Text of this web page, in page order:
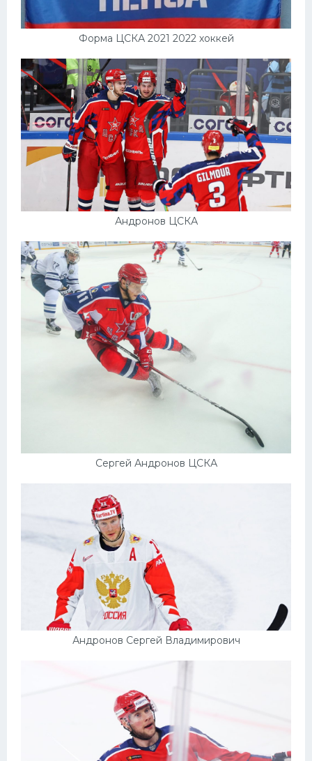
Форма ЦСКА 2021 2022 хоккей
Андронов ЦСКА
Сергей Андронов ЦСКА
Андронов Сергей Владимирович